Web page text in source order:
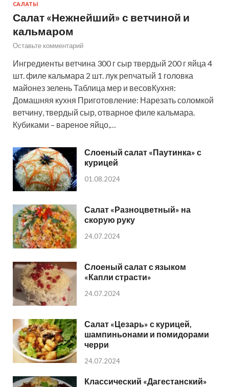
САЛАТЫ
Салат «Нежнейший» с ветчиной и
кальмаром
Оставьте комментарий
Ингредиенты ветчина 300 г сыр твердый 200 г яйца 4
шт. филе кальмара 2 шт. лук репчатый 1 головка
майонез зелень Таблица мер и весовКухня:
Домашняя кухня Приготовление: Нарезать соломкой
ветчину, твердый сыр, отварное филе кальмара.
Кубиками – вареное яйцо,…
Слоеный салат «Паутинка» с
курицей
01.08.2024
Салат «Разноцветный» на
скорую руку
24.07.2024
Слоеный салат с языком
«Капли страсти»
24.07.2024
Салат «Цезарь» с курицей,
шампиньонами и помидорами
черри
24.07.2024
Классический «Дагестанский»